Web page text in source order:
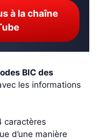
à la chaîne
BIC des
les informations
caractères
d’une manière